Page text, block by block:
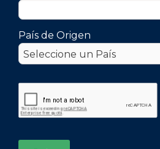
País de Origen